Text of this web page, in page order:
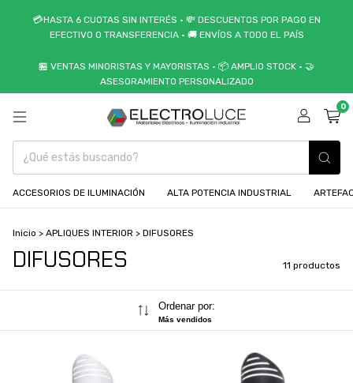
💳HASTA 6 CUOTAS SIN INTERÉS • 💸 DESCUENTOS POR PAGO EN
EFECTIVO O TRANSFERENCIA • 🚚 ENVÍOS A TODO EL PAÍS
🏪 VENTAS MINORISTAS Y MAYORISTAS • 📦 AMPLIO STOCK • 🤝
ASESORAMIENTO PERSONALIZADO
0
ACCESORIOS DE ILUMINACIÓN ALTA POTENCIA INDUSTRIAL
Inicio > APLIQUES INTERIOR > DIFUSORES
DIFUSORES 11 productos
Ordenar por:
Más vendidos